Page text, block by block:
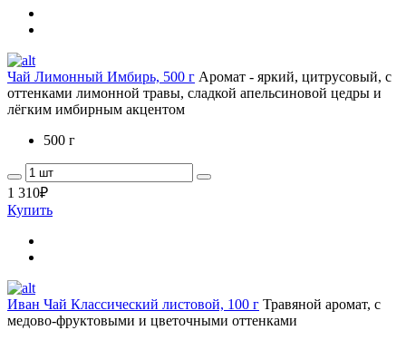
Чай Лимонный Имбирь, 500 г Аромат - яркий, цитрусовый, с
оттенками лимонной травы, сладкой апельсиновой цедры и
лёгким имбирным акцентом
500 г
1 310₽
Купить
Иван Чай Классический листовой, 100 г Травяной аромат, с
медово-фруктовыми и цветочными оттенками